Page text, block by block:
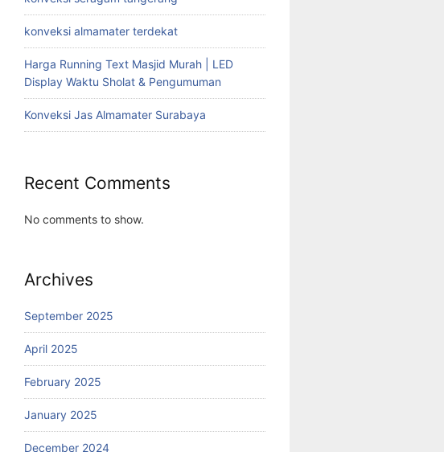
konveksi almamater terdekat
Harga Running Text Masjid Murah | LED
Display Waktu Sholat & Pengumuman
Konveksi Jas Almamater Surabaya
Recent Comments
No comments to show.
Archives
September 2025
April 2025
February 2025
January 2025
December 2024